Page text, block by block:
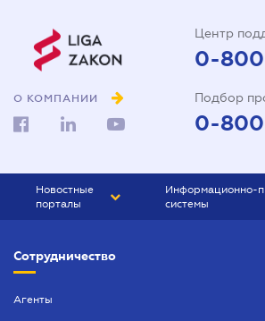
О КОМПАНИИ
Центр
0-
Подбор
0-
Новостные
порталы
БИЗНЕС
Информационно-
системы
Сотрудничество
Агенты